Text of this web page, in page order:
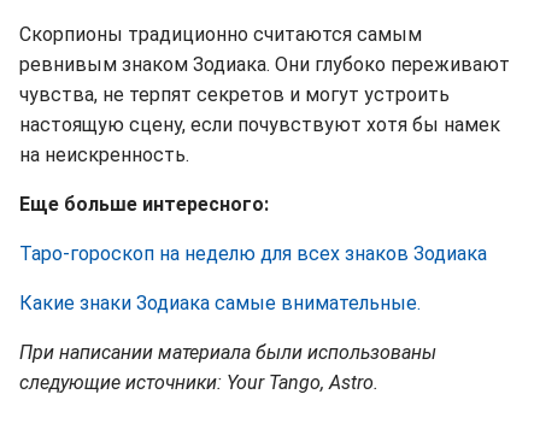
Скорпионы традиционно считаются самым
ревнивым знаком Зодиака. Они глубоко переживают
чувства, не терпят секретов и могут устроить
настоящую сцену, если почувствуют хотя бы намек
на неискренность.
Еще больше интересного:
Таро-гороскоп на неделю для всех знаков Зодиака
Какие знаки Зодиака самые внимательные.
При написании материала были использованы
следующие источники: Your Tango, Astro.